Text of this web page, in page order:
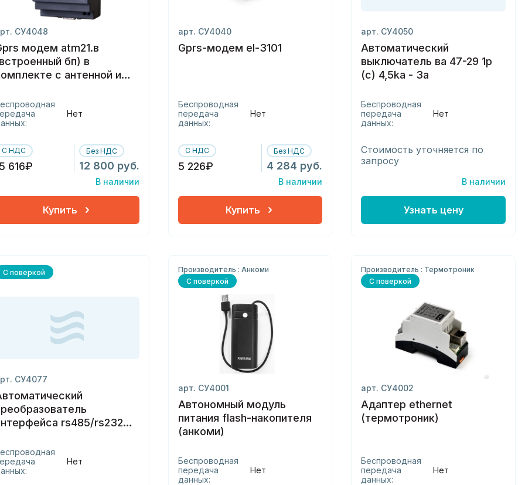
СУ4048
модем atm21.в
бп) в
с антенной и
Нет
С НДС
616₽
Без НДС
12 800 руб.
В наличии
Купить
арт. СУ4040
Gprs-модем el-3101
Беспроводная
передача
данных:
Нет
С НДС
5 226₽
Без НДС
4 284 руб.
В наличии
Купить
арт. СУ4050
Автоматический
выключатель ва 47-29 1p
(c) 4,5ka - 3а
Беспроводная
передача
данных:
Нет
Стоимость уточняется по
запросу
В наличии
Узнать цену
С поверкой
СУ4077
rs485/rs232
Нет
Производитель : Анкоми
С поверкой
арт. СУ4001
Автономный модуль
питания flash-накопителя
(анкоми)
Беспроводная
передача
данных:
Нет
Производитель : Термотроник
С поверкой
арт. СУ4002
Адаптер ethernet
(термотроник)
Беспроводная
передача
данных:
Нет